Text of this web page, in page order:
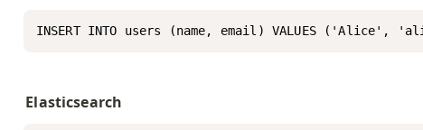
INSERT INTO users (name, email) VALUES ('Alice',
Elasticsearch